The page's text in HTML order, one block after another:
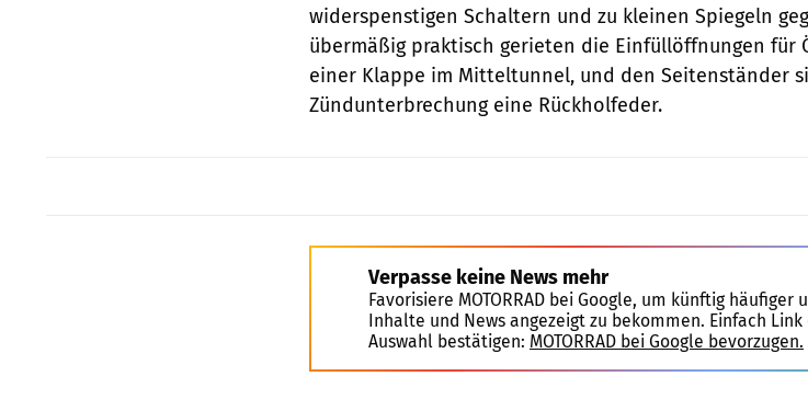
widerspenstigen Schaltern und zu kleinen Spiegeln
übermäßig praktisch gerieten die Einfüllöffnungen für
einer Klappe im Mitteltunnel, und den Seitenständer
Zündunterbrechung eine Rückholfeder.
Verpasse keine News mehr
Favorisiere MOTORRAD bei Google, um künftig häufiger
Inhalte und News angezeigt zu bekommen. Einfach
Auswahl bestätigen: MOTORRAD bei Google bevorzugen.